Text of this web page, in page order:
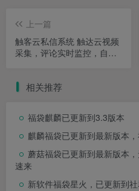
上一篇
触客云私信系统 触达云视频
采集，评论实时监控，自动
相关推荐
福袋麒麟已更新到3.3版本
麒麟福袋已更新到最新版本
蘑菇福袋已更新到最新版本
速来
新软件福袋星火，已更新到